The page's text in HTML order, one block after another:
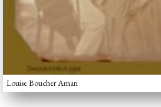
Louise Boucher Amari